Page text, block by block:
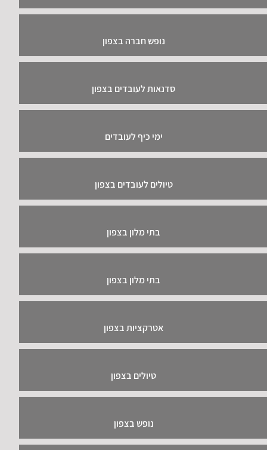
נופש חברה בצפון
סדנאות לעובדים בצפון
ימי כיף לעובדים
טיולים לעובדים בצפון
בתי מלון בצפון
בתי מלון בצפון
אטרקציות בצפון
טיולים בצפון
נופש בצפון